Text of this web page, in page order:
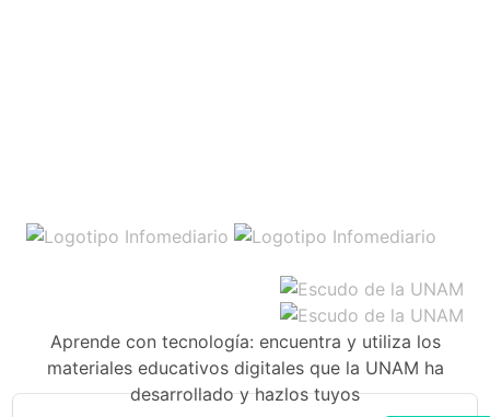
Aprende con tecnología: encuentra y utiliza los
materiales educativos digitales que la UNAM ha
desarrollado y hazlos tuyos